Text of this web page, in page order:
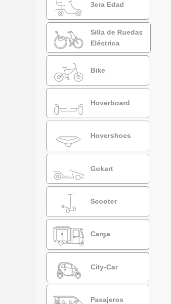
3era Edad
Silla de Ruedas
Eléctrica
Bike
Hoverboard
Hovershoes
Gokart
Scooter
Carga
City-Car
Pasajeros